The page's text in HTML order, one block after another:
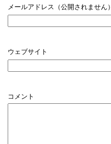
メールアドレス（公開されません）
ウェブサイト
コメント